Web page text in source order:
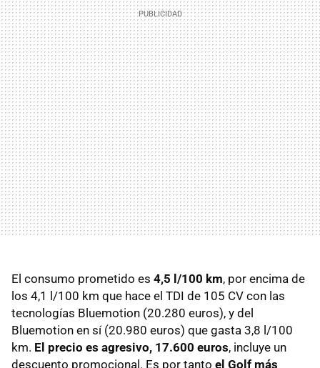
El consumo prometido es 4,5 l/100 km, por encima de
los 4,1 l/100 km que hace el TDI de 105 CV con las
tecnologías Bluemotion (20.280 euros), y del
Bluemotion en sí (20.980 euros) que gasta 3,8 l/100
km. El precio es agresivo, 17.600 euros, incluye un
descuento promocional. Es por tanto el Golf más